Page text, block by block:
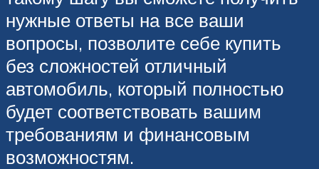
нужные ответы на все ваши
вопросы, позволите себе купить
без сложностей отличный
автомобиль, который полностью
будет соответствовать вашим
требованиям и финансовым
возможностям.